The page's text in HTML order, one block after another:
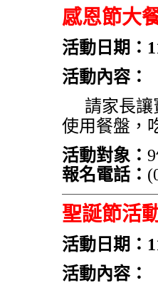
感恩節大
活動日期：
活動內容：
請家長
使用餐盤，
活動對象：
報名電話：
聖誕節活
活動日期：
活動內容：